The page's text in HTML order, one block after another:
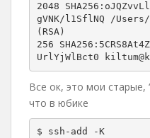
2048
gVNK/l1SflNQ /
(RSA)
256
UrlYjWlBct0
Все ок, это мои
что в юбике
$ ssh-add -K